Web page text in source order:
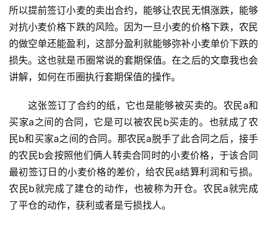
所以提前签订小麦的卖出合约，能够让农民无惧涨跌，能够
对抗小麦价格下跌的风险。因为一旦小麦的价格下跌，农民
的做空单还能盈利，这部分盈利就能够弥补小麦单价下跌的
损失。这也就是币圈常说的套期保值。在之后的文章我也会
讲解，如何在币圈执行套期保值的操作。
这张签订了合约的纸，它也是能够被买卖的。农民a和
买家a之间的合同，它是可以被农民b买走的。也就成了农
民b和买家a之间的合同。那农民a脱手了此合同之后，接手
的农民b会按照他们俩人转卖合同时的小麦价格，于该合同
最初签订日的小麦价格的差价，给农民a结算利润和亏损。
农民b就完成了建仓的动作，也被称为开仓。农民a就完成
了平仓的动作，获利或者是亏损找人。